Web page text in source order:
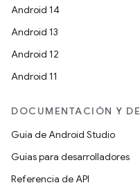
Android 14
Android 13
Android 12
Android 11
DOCUMENTACIÓN Y
Guía de Android Studio
Guías para desarrolladores
Referencia de API